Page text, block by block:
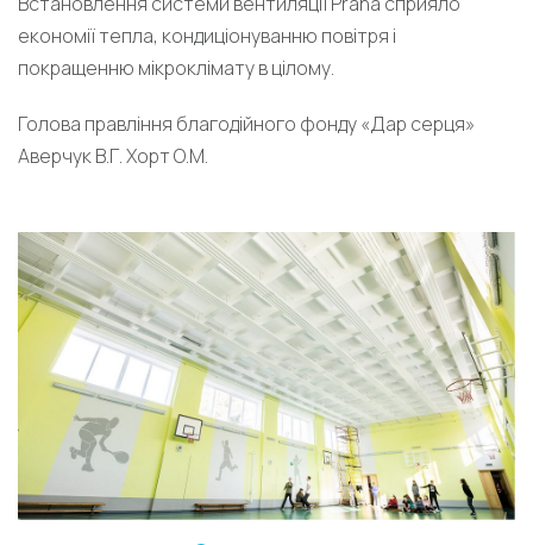
економії тепла, кондиціонуванню повітря і
покращенню мікроклімату в цілому.
Голова правління благодійного фонду «Дар серця»
Аверчук В.Г. Хорт О.М.